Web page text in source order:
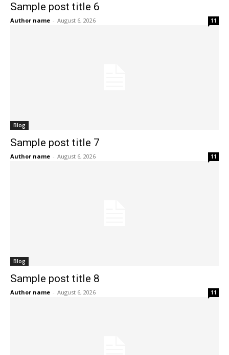
Sample post title 6
Author name - August 6, 2026 11
Blog
Sample post title 7
Author name - August 6, 2026 11
Blog
Sample post title 8
Author name - August 6, 2026 11